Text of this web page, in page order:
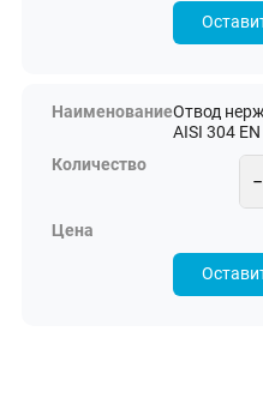
Отвод
AISI 304
−